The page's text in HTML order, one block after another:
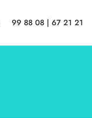
99 88 08 | 67 21 21